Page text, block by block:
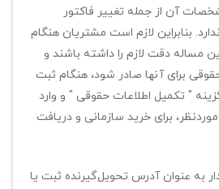
آن از جمله تغییر فاکتور
بنابراین لازم است مشتریان هنگام
مساله دقت لازم را داشته باشند و
حقوقی برای آنها صادر شود، هنگام ثبت
" تکمیل اطلاعات حقوقی " و وارد
برای خرید سازمانی و دریافت
به عنوان آدرس تحویل‌گیرنده ثبت یا